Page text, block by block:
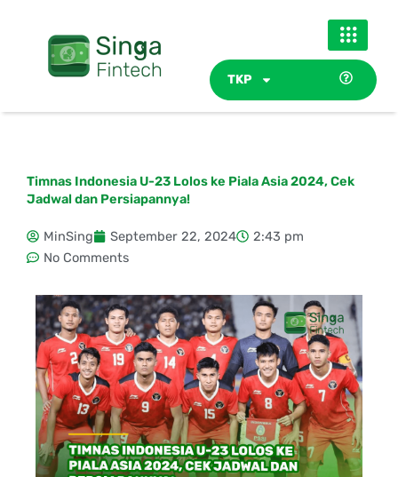
TKP
Timnas Indonesia U-23 Lolos ke Piala Asia 2024, Cek
Jadwal dan Persiapannya!
MinSing September 22, 2024
2:43 pm
No Comments